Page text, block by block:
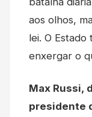
aos olhos,
lei. O
enxergar o
Max Russi,
presidente